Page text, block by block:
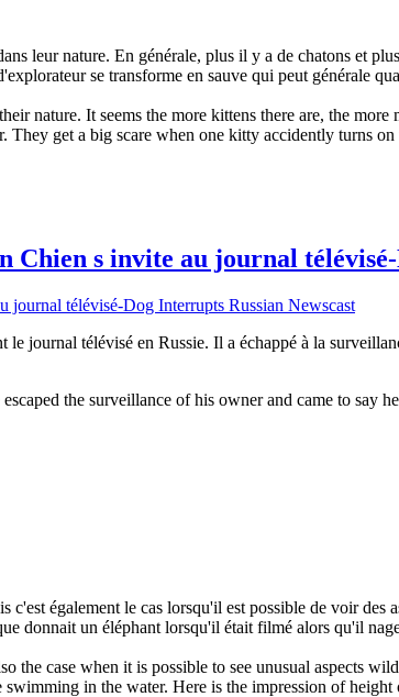
leur nature. En générale, plus il y a de chatons et
se transforme en sauve qui peut générale
nature. It seems the more kittens there are, the
They get a big scare when one kitty accidently turns
Chien s invite au journal
journal télévisé en Russie. Il a échappé à la
the surveillance of his owner and came to say
c'est également le cas lorsqu'il est possible de voir des
donnait un éléphant lorsqu'il était filmé alors qu'il
the case when it is possible to see unusual aspects
in the water. Here is the impression of